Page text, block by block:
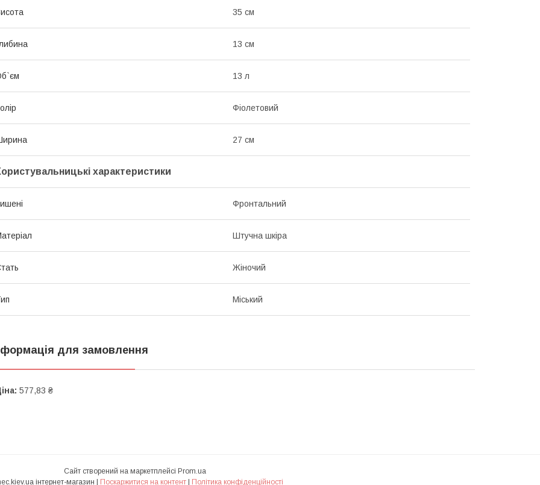
35 см
13 см
13 л
Фіолетовий
27 см
характеристики
Фронтальний
Штучна шкіра
Жіночий
Міський
для замовлення
577,83 ₴
Сайт створений на маркетплейсі Prom.ua
Ranec.kiev.ua інтернет-магазин | Поскаржитися на контент | Політика конфіденційності